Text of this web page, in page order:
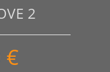
stranice
2
€